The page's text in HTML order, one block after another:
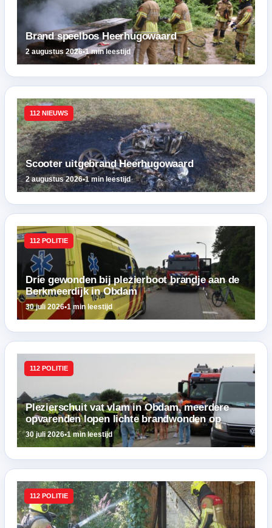
Brand speelbos Heerhugowaard
2 augustus 2026•1 min leestijd
112 NIEUWS
Scooter uitgebrand Heerhugowaard
2 augustus 2026•1 min leestijd
112 POLITIE
Drie gewonden bij plezierboot brandje aan de
Berkmeerdijk in Obdam
30 juli 2026•1 min leestijd
112 POLITIE
Plezierschuit vat vlam in Obdam, meerdere
opvarenden lopen lichte brandwonden op
30 juli 2026•1 min leestijd
112 POLITIE